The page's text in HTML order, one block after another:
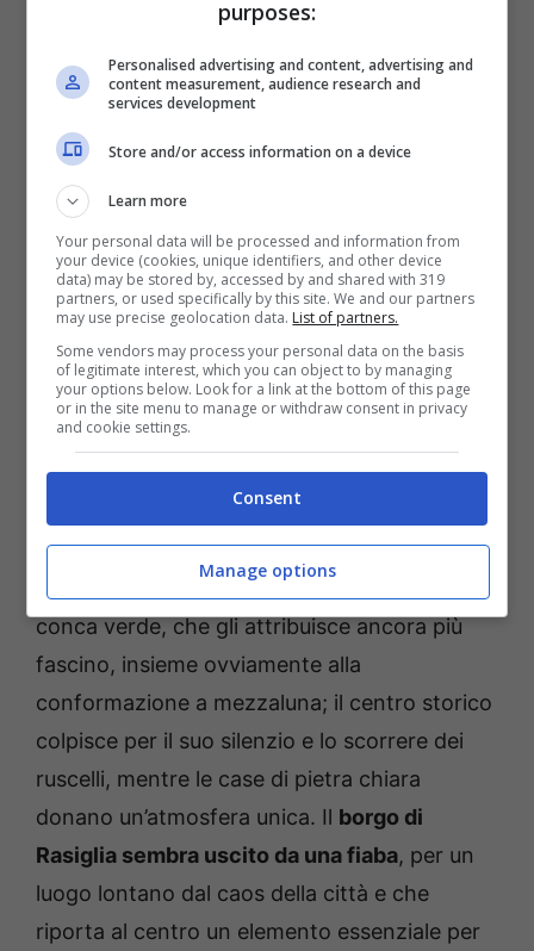
spettacolo sorprendente a tutti gli abitanti,
anche ai turisti.
luogo assolutamente da visitare (Credits: screenshot
YouTube @cognatintrip) – tropismi.it
Il paesino di Raviglia è circondato da una
conca verde, che gli attribuisce ancora più
fascino, insieme ovviamente alla
conformazione a mezzaluna; il centro storico
colpisce per il suo silenzio e lo scorrere dei
ruscelli, mentre le case di pietra chiara
donano un’atmosfera unica. Il borgo di
Rasiglia sembra uscito da una fiaba, per un
luogo lontano dal caos della città e che
riporta al centro un elemento essenziale per
purposes:
Personalised advertising and content, advertising and
content measurement, audience research and
services development
Store and/or access information on a device
Learn more
Your personal data will be processed and information from
your device (cookies, unique identifiers, and other device
data) may be stored by, accessed by and shared with 319
partners, or used specifically by this site. We and our partners
may use precise geolocation data. List of partners.
Some vendors may process your personal data on the basis
of legitimate interest, which you can object to by managing
your options below. Look for a link at the bottom of this page
or in the site menu to manage or withdraw consent in privacy
and cookie settings.
Consent
Manage options